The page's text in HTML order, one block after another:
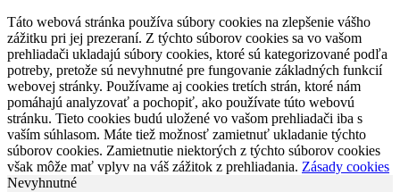
Táto webová stránka používa súbory cookies na zlepšenie vášho
zážitku pri jej prezeraní. Z týchto súborov cookies sa vo vašom
prehliadači ukladajú súbory cookies, ktoré sú kategorizované podľa
potreby, pretože sú nevyhnutné pre fungovanie základných funkcií
webovej stránky. Používame aj cookies tretích strán, ktoré nám
pomáhajú analyzovať a pochopiť, ako používate túto webovú
stránku. Tieto cookies budú uložené vo vašom prehliadači iba s
vaším súhlasom. Máte tiež možnosť zamietnuť ukladanie týchto
súborov cookies. Zamietnutie niektorých z týchto súborov cookies
však môže mať vplyv na váš zážitok z prehliadania. Zásady cookies
Nevyhnutné